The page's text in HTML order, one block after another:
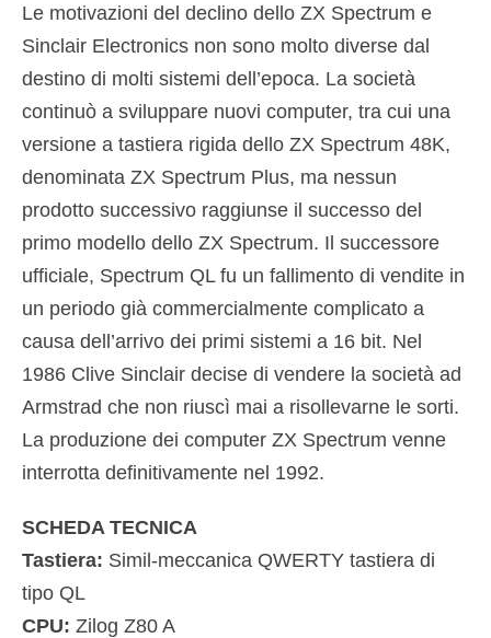
Le motivazioni del declino dello ZX Spectrum e
Sinclair Electronics non sono molto diverse dal
destino di molti sistemi dell’epoca. La società
continuò a sviluppare nuovi computer, tra cui una
versione a tastiera rigida dello ZX Spectrum 48K,
denominata ZX Spectrum Plus, ma nessun
prodotto successivo raggiunse il successo del
primo modello dello ZX Spectrum. Il successore
ufficiale, Spectrum QL fu un fallimento di vendite in
un periodo già commercialmente complicato a
causa dell’arrivo dei primi sistemi a 16 bit. Nel
1986 Clive Sinclair decise di vendere la società ad
Armstrad che non riuscì mai a risollevarne le sorti.
La produzione dei computer ZX Spectrum venne
interrotta definitivamente nel 1992.
SCHEDA TECNICA
Tastiera: Simil-meccanica QWERTY tastiera di
tipo QL
CPU: Zilog Z80 A